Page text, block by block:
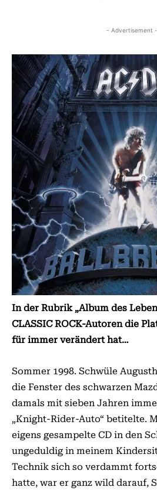
- Advertisement -
In der Rubrik „Album des
CLASSIC ROCK-Autoren die
für immer verändert hat…
Sommer 1998. Schwüle
die Fenster des schwarzen
damals mit sieben Jahren
„Knight-Rider-Au­to“ betitelte.
eigens gesampelte CD in den
ungeduldig in meinem
Technik sich so verdammt
hatte, war er ganz wild darauf,